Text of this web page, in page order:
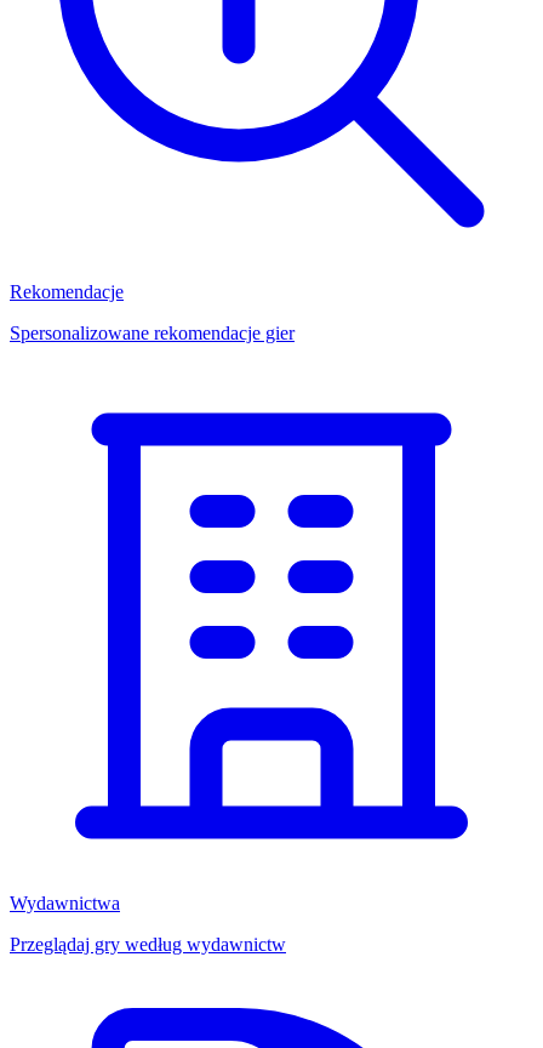
Rekomendacje
Spersonalizowane rekomendacje gier
Wydawnictwa
Przeglądaj gry według wydawnictw